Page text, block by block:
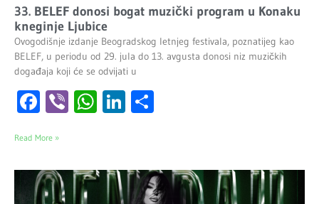
33. BELEF donosi bogat muzički program u Konaku
kneginje Ljubice
Ovogodišnje izdanje Beogradskog letnjeg festivala, poznatijeg kao
BELEF, u periodu od 29. jula do 13. avgusta donosi niz muzičkih
događaja koji će se odvijati u
Facebook
ViberWhatsApp
LinkedIn
Read More »